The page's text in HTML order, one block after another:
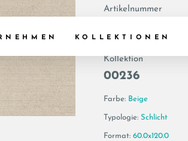
KOLLEKTIONEN
Artikelnummer
Kollektion
00236
Farbe: Beige
Typologie: Schlicht
Format: 60.0x120.0